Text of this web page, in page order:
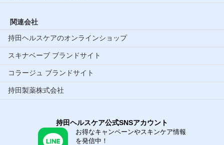
関連会社
持田ヘルスケアのオンラインショップ
スキナベーブ ブランドサイト
コラージュ ブランドサイト
持田製薬株式会社
持田ヘルスケア公式SNSアカウント
お得なキャンペーンやスキンケア情報
を発信中！